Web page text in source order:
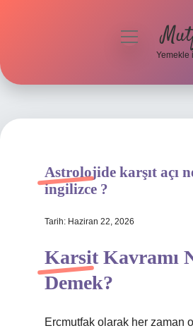
Hakkımızda
menüyü
Yemekle
Astrolojide karşıt açı
ingilizce ?
Tarih: Haziran 22, 2026
Karsit Kavramı
Demek?
Ercmutfak olarak her zaman